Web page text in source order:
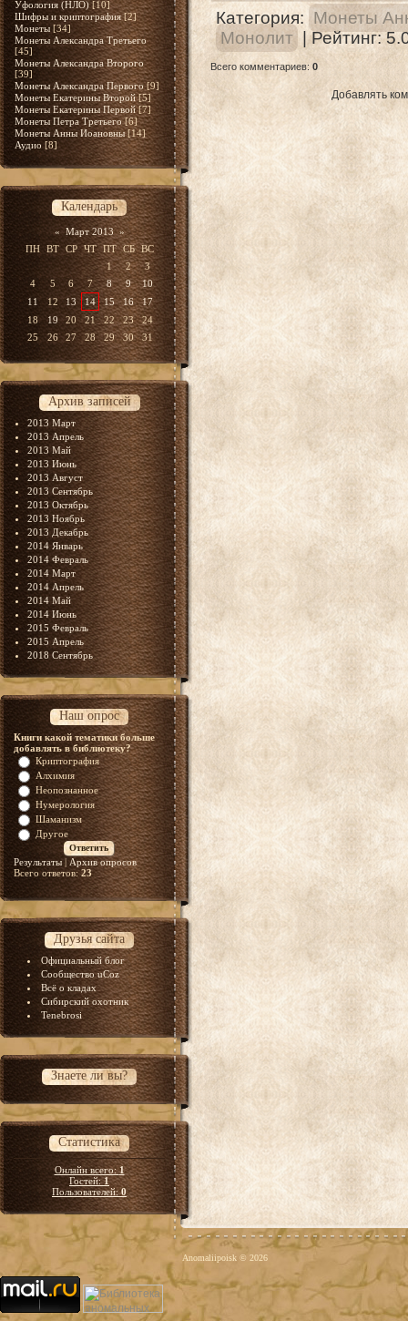
Уфология (НЛО) [10]
Шифры и криптография [2]
Монеты [34]
Монеты Александра Третьего
[45]
Монеты Александра Второго
[39]
Монеты Александра Первого [9]
Монеты Екатерины Второй [5]
Монеты Екатерины Первой [7]
Монеты Петра Третьего [6]
Монеты Анны Иоановны [14]
Аудио [8]
Календарь
« Март 2013 »
ПН ВТ СР ЧТ ПТ СБ ВС
1
2
3
4
5 6 7 8 9
10
11
12 13 14 15 16
17
18
19 20 21 22 23
24
25
26 27 28 29 30 31
Архив записей
2013 Март
2013 Апрель
2013 Май
2013 Июнь
2013 Август
2013 Сентябрь
2013 Октябрь
2013 Ноябрь
2013 Декабрь
2014 Январь
2014 Февраль
2014 Март
2014 Апрель
2014 Май
2014 Июнь
2015 Февраль
2015 Апрель
2018 Сентябрь
Наш опрос
Книги какой тематики больше
добавлять в библиотеку?
Криптография
Алхимия
Неопознанное
Нумерология
Шаманизм
Другое
Результаты | Архив опросов
Всего ответов:23
Друзья сайта
Официальный блог
Сообщество uCoz
Всё о кладах
Сибирский охотник
Tenebrosi
Знаете ли вы?
Статистика
Онлайн всего:1
Гостей:1
Пользователей:0
Категория: Монеты
Монолит
|Рейтинг:
Всего комментариев: 0
Добавлять
Anomaliipoisk © 2026